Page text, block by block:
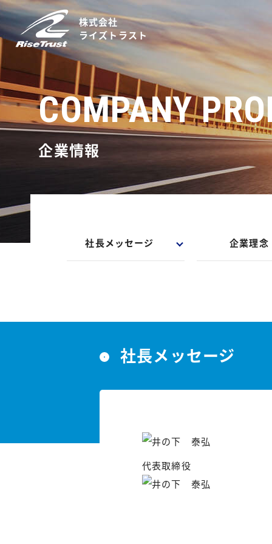
株式会社
ライズトラスト
COMPANY
企業情報
社長メッセージ 企業理念
社長メッセージ
代表取締役